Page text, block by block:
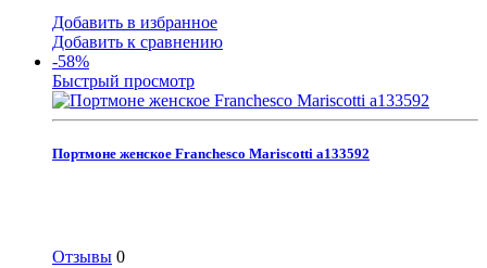
Добавить в избранное
Добавить к сравнению
-58%
Быстрый просмотр
Портмоне женское Franchesco Mariscotti а133592
Отзывы 0